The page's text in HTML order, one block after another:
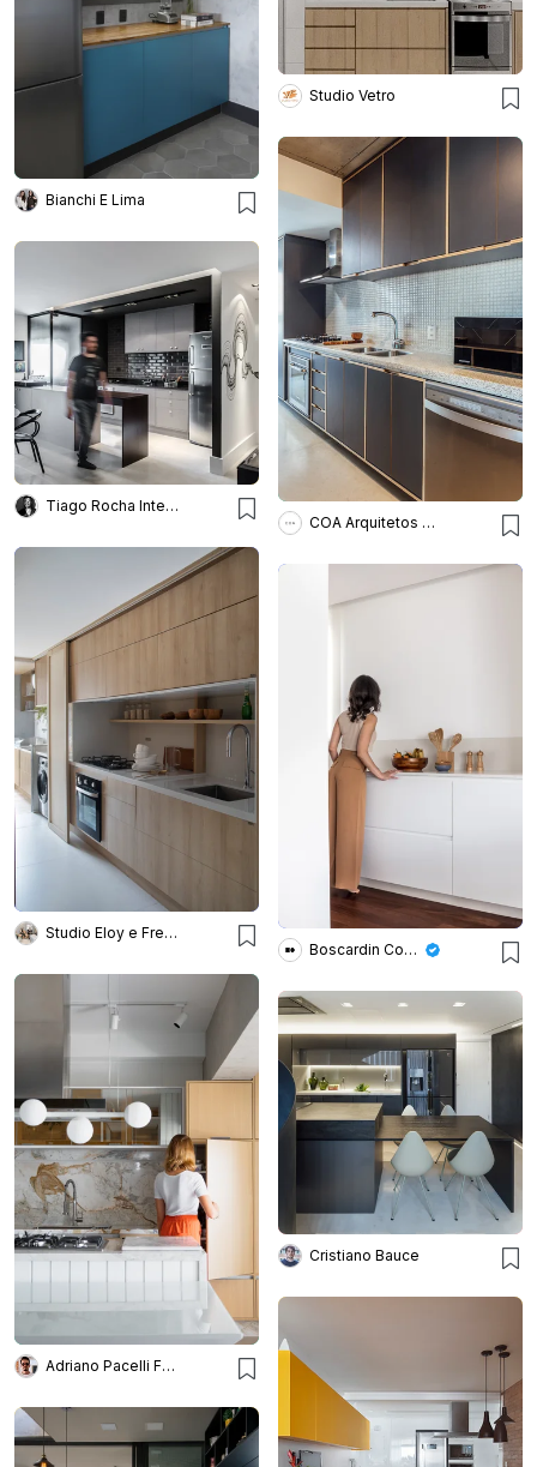
Bianchi E Lima
Studio Vetro
COA Arquitetos Associados
Tiago Rocha Interiores
Studio Eloy e Freitas Arquitetura
Boscardin Corsi Arquitetura
Adriano Pacelli Fotografia de Arquitetura
Cristiano Bauce